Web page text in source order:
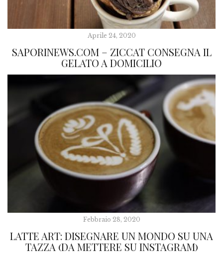
Aprile 24, 2020
SAPORINEWS.COM – ZICCAT CONSEGNA IL
GELATO A DOMICILIO
Febbraio 28, 2020
LATTE ART: DISEGNARE UN MONDO SU UNA
TAZZA (DA METTERE SU INSTAGRAM)